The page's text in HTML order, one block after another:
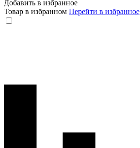
Добавить в избранное
Товар в избранном Перейти в избранное